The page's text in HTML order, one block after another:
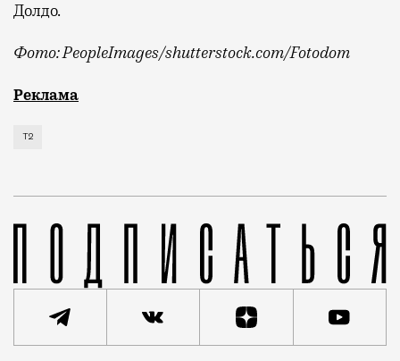
Долдо.
Фото: PeopleImages/shutterstock.com/Fotodom
Мобильный оператор Т2 изучил модели интернет-
Реклама
Т2